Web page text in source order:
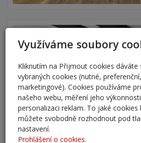
Využíváme soubory
Kliknutím na Přijmout cookies dáváte
vybraných cookies (nutné,
marketingové). Cookies používáme
našeho webu, měření jeho
personalizaci reklam. To jaké cookies
můžete svobodně rozhodnout pod
nastavení.
Prohlášení o cookies.